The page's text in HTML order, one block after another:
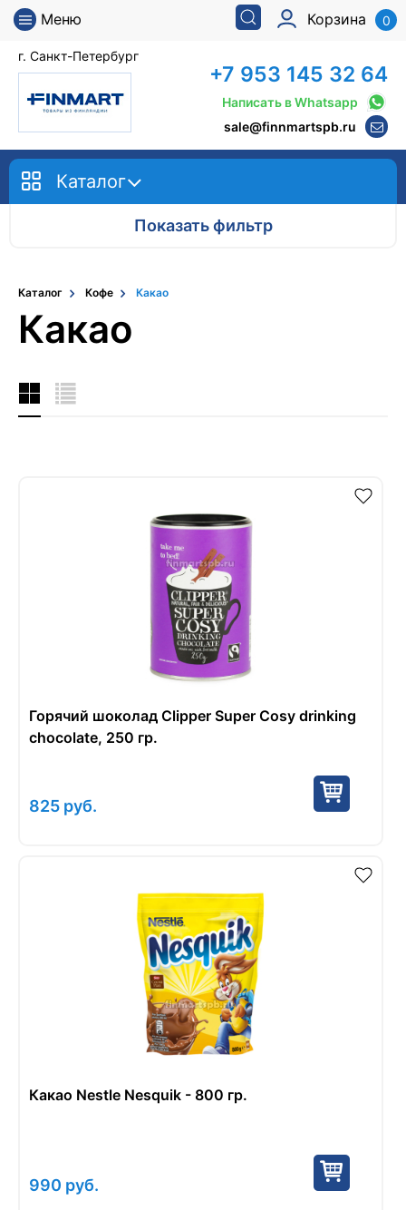
Меню
г. Санкт-Петербург
Корзина 0
+7 953 145 32 64
Написать в Whatsapp
sale@finnmartspb.ru
Каталог
Показать фильтр
Каталог Кофе Какао
Какао
Горячий шоколад Clipper Super Cosy drinking
chocolate, 250 гр.
825 руб.
Какао Nestle Nesquik - 800 гр.
990 руб.